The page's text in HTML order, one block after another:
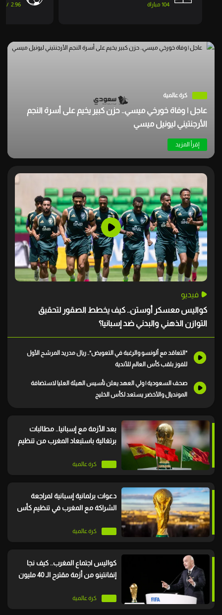
104 مباراة
2.96
/
كرة عالمية
عاجل | وفاة خورخي ميسي.. حزن كبير يخيم على أسرة النجم
الأرجنتيني ليونيل ميسي
إقرأ المزيد
فيديو
كواليس معسكر أوستن.. كيف يخطط الصقور لتحقيق
التوازن الذهني والبدني ضد إسبانيا؟
"التعاقد مع ألونسو والرغبة في التعويض".. ريال مدريد المرشح الأول
للفوز بلقب كأس العالم للأندية
صحف السعودية | ولي العهد يعلن تأسيس الهيئة العليا لاستضافة
المونديال والأخضر يستعد لكأس الخليج
كرة عالمية
بعد الأزمة مع إسبانيا.. مطالبات
برتغالية باستبعاد المغرب من تنظيم
كرة عالمية
دعوات برلمانية إسبانية لمراجعة
الشراكة مع المغرب في تنظيم كأس
كرة عالمية
كواليس اجتماع المغرب.. كيف نجا
إنفانتينو من أزمة مقترح الـ 40 مليون